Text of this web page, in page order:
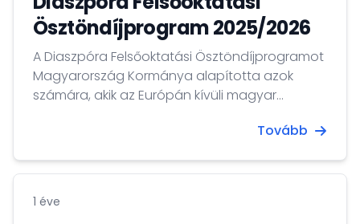
Ösztöndíjprogram 2025/2026
A Diaszpóra Felsőoktatási Ösztöndíjprogramot
Magyarország Kormánya alapította azok
számára, akik az Európán kívüli magyar
felsőoktatási intézményben kívánnak
hogy erősítsék személyes, szakmai, valamint
Tovább
1 éve